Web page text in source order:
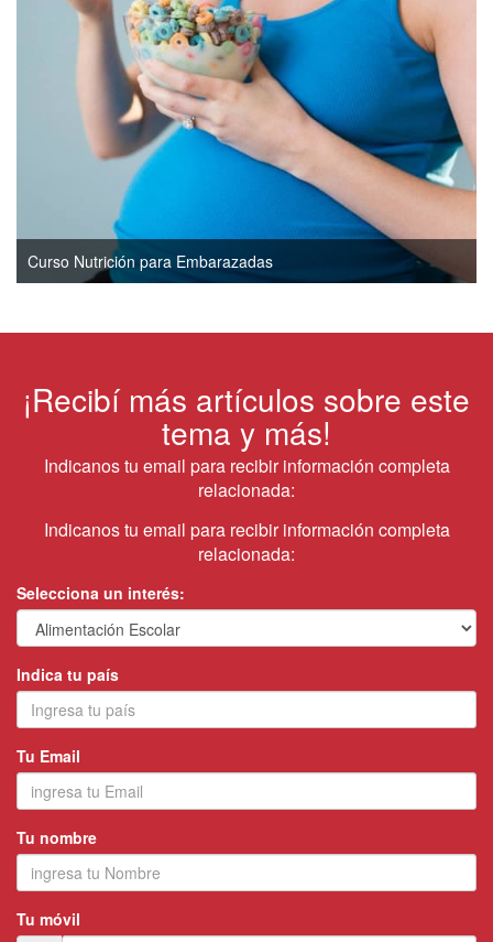
Curso Nutrición para Embarazadas
¡Recibí más artículos sobre este
tema y más!
Indicanos tu email para recibir información completa
relacionada:
Indicanos tu email para recibir información completa
relacionada:
Selecciona un interés:
Indica tu país
Tu Email
Tu nombre
Tu móvil